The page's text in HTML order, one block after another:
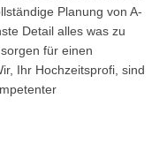
Planung von A-
Detail alles was zu
für einen
Ihr Hochzeitsprofi, sind